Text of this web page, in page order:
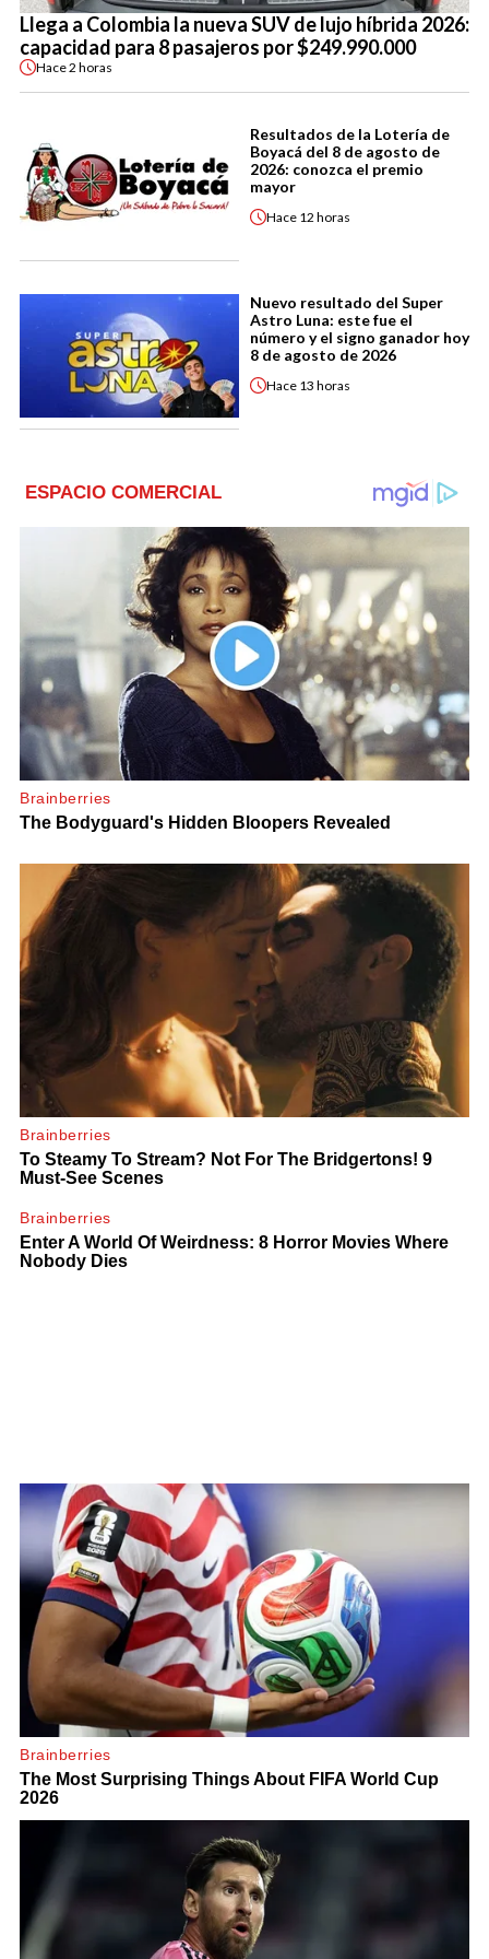
Llega a Colombia la nueva SUV de lujo híbrida 2026:
capacidad para 8 pasajeros por $249.990.000
Hace2 horas
Resultados de la Lotería de
Boyacá del 8 de agosto de
2026: conozca el premio
mayor
Hace 12 horas
Nuevo resultado del Super
Astro Luna: este fue el
número y el signo ganador hoy
8 de agosto de 2026
Hace 13 horas